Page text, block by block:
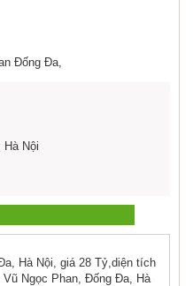
Đống Đa,
Nội
Hà Nội, giá 28 Tỷ,diện tích
Ngọc Phan, Đống Đa, Hà